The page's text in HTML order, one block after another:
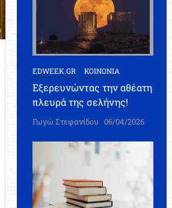
EDWEEK.GR ΚΟΙΝΩΝΙΑ
Εξερευνώντας την αθέατη
πλευρά της σελήνης!
Γωγώ Στεφανίδου 06/04/2026